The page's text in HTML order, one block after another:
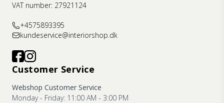
VAT number: 27921124
+4575893395
kundeservice@interiorshop.dk
Customer Service
Webshop Customer Service
Monday - Friday: 11:00 AM - 3:00 PM